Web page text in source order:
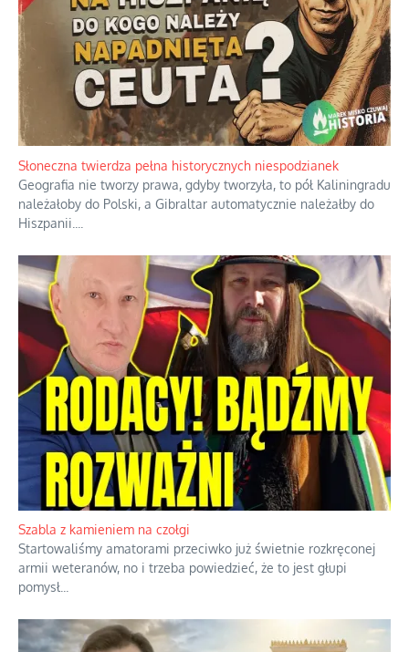
Bezobsługowe muzeum objawień w
Alpach
Słoneczna twierdza pełna historycznych niespodzianek
Geografia nie tworzy prawa, gdyby tworzyła, to pół Kaliningradu
należałoby do Polski, a Gibraltar automatycznie należałby do
Hiszpanii....